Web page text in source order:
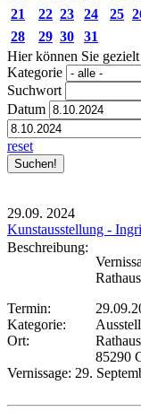
21
22 23 24 25
28
29 30
31
Hier können Sie gezielt
Kategorie
Suchwort
Datum
reset
29.09. 2024
Kunstausstellung -
Beschreibung:
Rathaus
Termin:
Kategorie:
Ort:
85290
Vernissage: 29.